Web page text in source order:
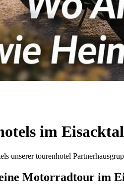
im
unserer tourenhotel
Motorradtour im